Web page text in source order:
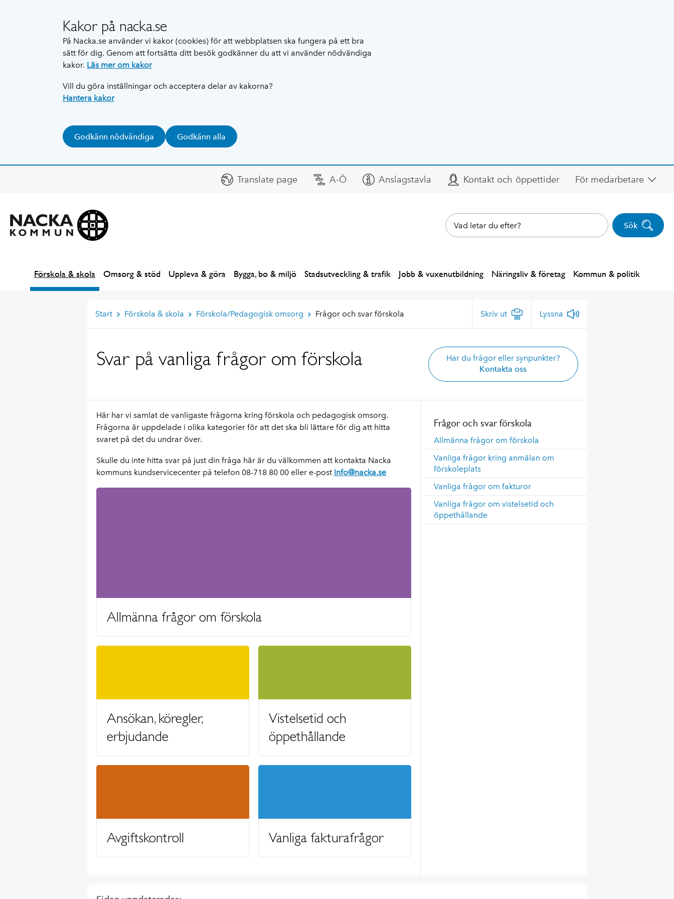
Kakor på nacka.se
På Nacka.se använder vi kakor (cookies) för att webbplatsen ska fungera på ett bra
sätt för dig. Genom att fortsätta ditt besök godkänner du att vi använder nödvändiga
kakor. Läs mer om kakor
Vill du göra inställningar och acceptera delar av kakorna?
Hantera kakor
Godkänn nödvändiga Godkänn alla
Translate page A-Ö Anslagstavla Kontakt och öppettider För medarbetare
Sök
Förskola & skola Omsorg & stöd Uppleva & göra Bygga, bo & miljö Stadsutveckling & trafik Jobb & vuxenutbildning Näringsliv & företag Kommun & politik
Start Förskola & skola Förskola/Pedagogisk omsorg Frågor och svar förskola Skriv ut Lyssna
Svar på vanliga frågor om förskola
Har du frågor eller synpunkter?
Kontakta oss
Frågor och svar förskola
Allmänna frågor om förskola
Vanliga frågor kring anmälan om
förskoleplats
Vanliga frågor om fakturor
Vanliga frågor om vistelsetid och
öppethållande
Här har vi samlat de vanligaste frågorna kring förskola och pedagogisk omsorg.
Frågorna är uppdelade i olika kategorier för att det ska bli lättare för dig att hitta
svaret på det du undrar över.
Skulle du inte hitta svar på just din fråga här är du välkommen att kontakta Nacka
kommuns kundservicecenter på telefon 08-718 80 00 eller e-post info@nacka.se
Allmänna frågor om förskola
Ansökan, köregler,
erbjudande
Vistelsetid och
öppethållande
Avgiftskontroll Vanliga fakturafrågor